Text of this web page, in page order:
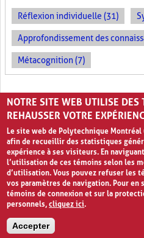
Réflexion individuelle (31)
Approfondissement des
Métacognition (7)
PAGES
« ‹ 1 2 3
NOTRE SITE WEB UTILISE DES
REHAUSSER VOTRE
Le site web de Polytechnique
afin de recueillir des statistiques
expérience à ses visiteurs. En
l’utilisation de ces témoins selon les
d’utilisation. Vous pouvez refuser les
vos paramètres de navigation. Pour en
témoins de connexion et sur la
personnels,cliquez ici.
Accepter